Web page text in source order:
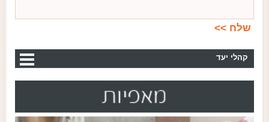
קהלי יעד